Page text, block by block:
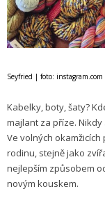
Seyfried | foto: instagram.com
Kabelky, boty, šaty?
majlant za příze.
Ve volných
rodinu, stejně jako
nejlepším způsobem
novým kouskem.